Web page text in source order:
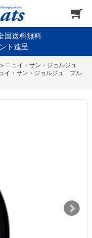
国送料無料
ト進呈
> ニュイ・サン・ジョルジュ
イ・サン・ジョルジュ プル